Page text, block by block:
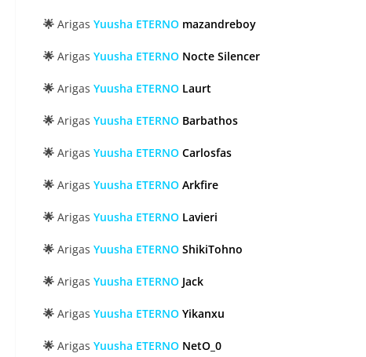
🌟 Arigas Yuusha ETERNO mazandreboy
🌟 Arigas Yuusha ETERNO Nocte Silencer
🌟 Arigas Yuusha ETERNO Laurt
🌟 Arigas Yuusha ETERNO Barbathos
🌟 Arigas Yuusha ETERNO Carlosfas
🌟 Arigas Yuusha ETERNO Arkfire
🌟 Arigas Yuusha ETERNO Lavieri
🌟 Arigas Yuusha ETERNO ShikiTohno
🌟 Arigas Yuusha ETERNO Jack
🌟 Arigas Yuusha ETERNO Yikanxu
🌟 Arigas Yuusha ETERNO NetO_0